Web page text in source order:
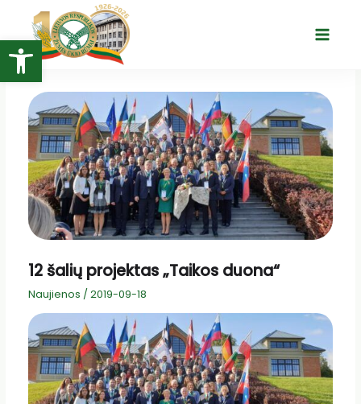
Open toolbar
turinio
Main
12 šalių projektas „Taikos duona“
Naujienos / 2019-09-18